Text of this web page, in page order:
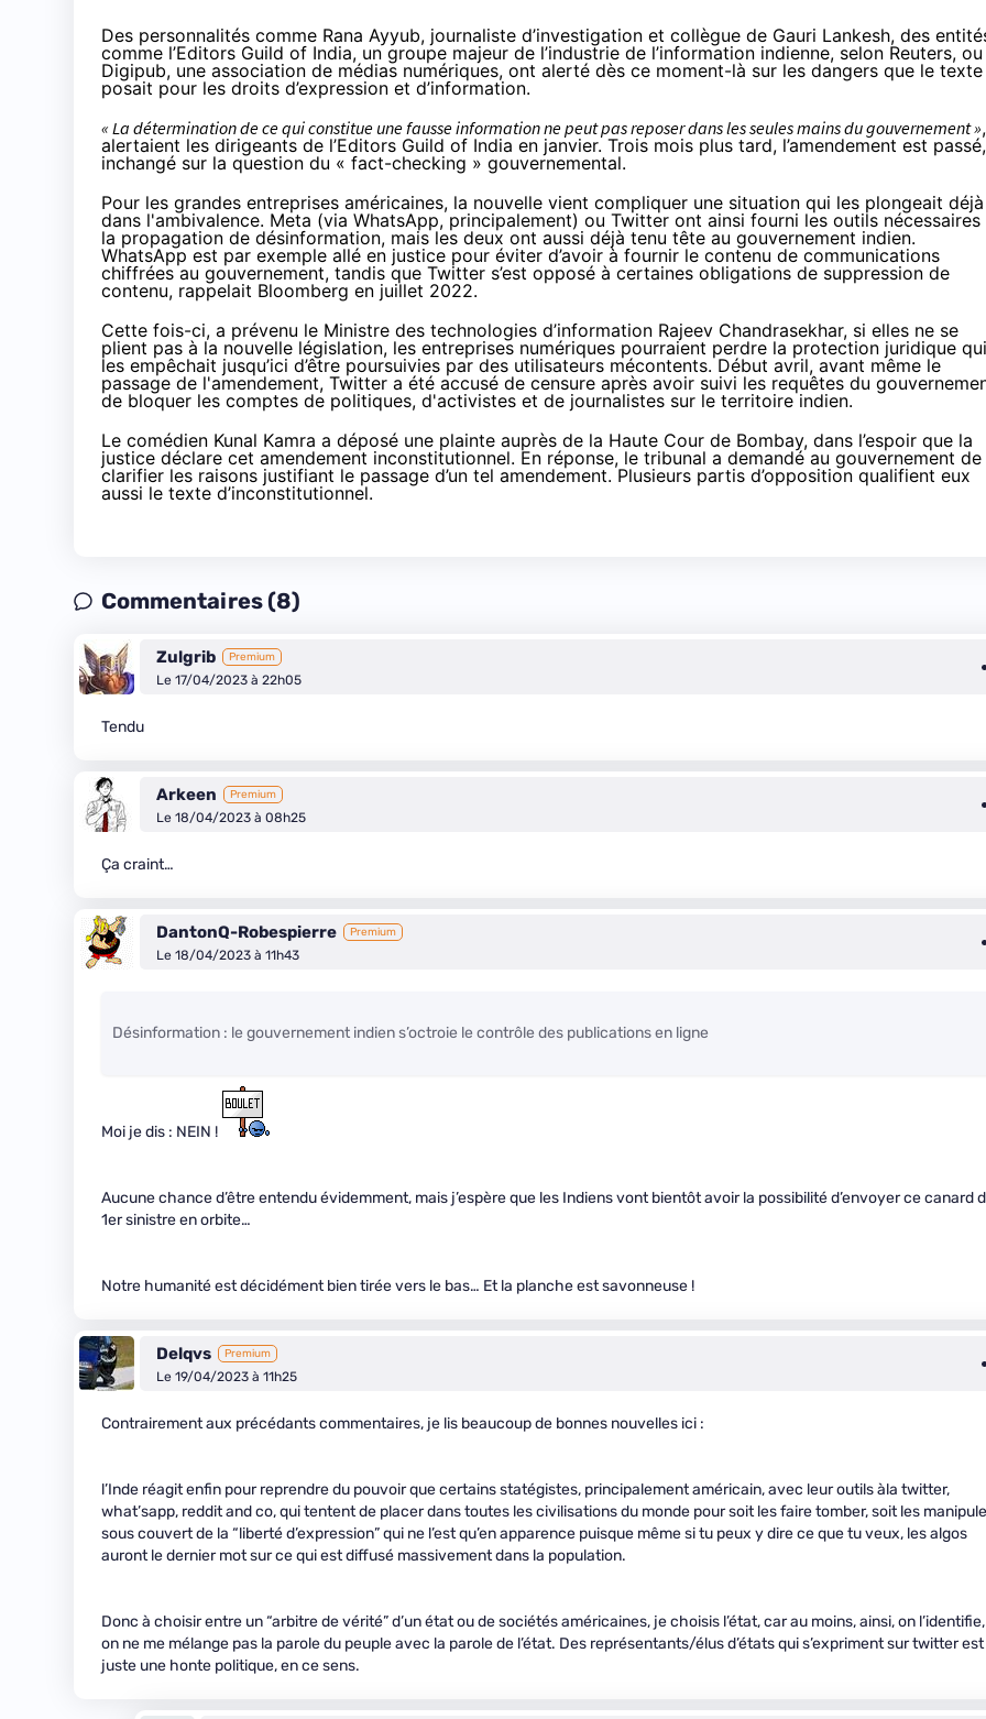
Des personnalités comme Rana Ayyub, journaliste d’investigation et collègue de Gauri Lankesh, des
comme l’Editors Guild of India, un groupe majeur de l’industrie de l’information indienne, selon Reuters, ou
Digipub, une association de médias numériques, ont alerté dès ce moment-là sur les dangers que le texte
posait pour les droits d’expression et d’information.
« La détermination de ce qui constitue une fausse information ne peut pas reposer dans les seules mains du gouvernement »,
alertaient les dirigeants de l’Editors Guild of India en janvier. Trois mois plus tard, l’amendement est passé,
inchangé sur la question du « fact-checking » gouvernemental.
Pour les grandes entreprises américaines, la nouvelle vient compliquer une situation qui les plongeait déjà
dans l'ambivalence. Meta (via WhatsApp, principalement) ou Twitter ont ainsi fourni les outils nécessaires
la propagation de désinformation, mais les deux ont aussi déjà tenu tête au gouvernement indien.
WhatsApp est par exemple allé en justice pour éviter d’avoir à fournir le contenu de communications
chiffrées au gouvernement, tandis que Twitter s’est opposé à certaines obligations de suppression de
contenu, rappelait Bloomberg en juillet 2022.
Cette fois-ci, a prévenu le Ministre des technologies d’information Rajeev Chandrasekhar, si elles ne se
plient pas à la nouvelle législation, les entreprises numériques pourraient perdre la protection juridique qui
les empêchait jusqu’ici d’être poursuivies par des utilisateurs mécontents. Début avril, avant même le
passage de l'amendement, Twitter a été accusé de censure après avoir suivi les requêtes du
de bloquer les comptes de politiques, d'activistes et de journalistes sur le territoire indien.
Le comédien Kunal Kamra a déposé une plainte auprès de la Haute Cour de Bombay, dans l’espoir que la
justice déclare cet amendement inconstitutionnel. En réponse, le tribunal a demandé au gouvernement de
clarifier les raisons justifiant le passage d’un tel amendement. Plusieurs partis d’opposition qualifient eux
aussi le texte d’inconstitutionnel.
Commentaires (8)
Zulgrib Premium
Le 17/04/2023 à 22h05
Tendu
Arkeen Premium
Le 18/04/2023 à 08h25
Ça craint…
DantonQ-Robespierre Premium
Le 18/04/2023 à 11h43
Désinformation : le gouvernement indien s’octroie le contrôle des publications en ligne
Moi je dis : NEIN !
Aucune chance d’être entendu évidemment, mais j’espère que les Indiens vont bientôt avoir la possibilité d’envoyer ce canard
1er sinistre en orbite…
Notre humanité est décidément bien tirée vers le bas… Et la planche est savonneuse !
Delqvs Premium
Le 19/04/2023 à 11h25
Contrairement aux précédants commentaires, je lis beaucoup de bonnes nouvelles ici :
l’Inde réagit enfin pour reprendre du pouvoir que certains statégistes, principalement américain, avec leur outils àla twitter,
what’sapp, reddit and co, qui tentent de placer dans toutes les civilisations du monde pour soit les faire tomber, soit les
sous couvert de la “liberté d’expression” qui ne l’est qu’en apparence puisque même si tu peux y dire ce que tu veux, les algos
auront le dernier mot sur ce qui est diffusé massivement dans la population.
Donc à choisir entre un “arbitre de vérité” d’un état ou de sociétés américaines, je choisis l’état, car au moins, ainsi, on l’identifie,
on ne me mélange pas la parole du peuple avec la parole de l’état. Des représentants/élus d’états qui s’expriment sur twitter est
juste une honte politique, en ce sens.